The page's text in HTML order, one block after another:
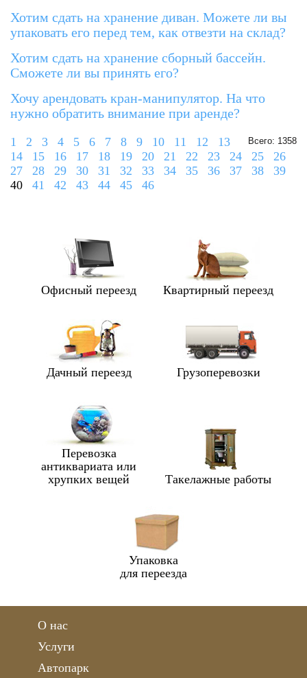
Хотим сдать на хранение диван. Можете ли вы
упаковать его перед тем, как отвезти на склад?
Хотим сдать на хранение сборный бассейн.
Сможете ли вы принять его?
Хочу арендовать кран-манипулятор. На что
нужно обратить внимание при аренде?
Всего: 1358
1 2 3 4 5 6 7 8 9 10 11 12
13
14
15 16 17 18 19 20 21 22 23 24 25
26
27
28 29 30 31 32 33 34 35 36 37 38
39
40
41 42 43 44 45 46
Офисный переезд Квартирный переезд
Дачный переезд Грузоперевозки
Перевозка
антиквариата или
хрупких вещей
Такелажные работы
Упаковка
для переезда
О нас
Услуги
Автопарк